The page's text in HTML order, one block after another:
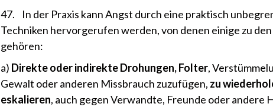
47. In der Praxis kann Angst durch eine praktisch
Techniken hervorgerufen werden, von denen einige zu
gehören:
a) Direkte oder indirekte Drohungen, Folter,
Gewalt oder anderen Missbrauch zuzufügen, zu
eskalieren, auch gegen Verwandte, Freunde oder andere